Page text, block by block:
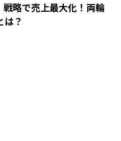
戦略で売上最大化！両輪
は？